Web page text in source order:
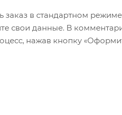
в стандартном
свои данные. В
нажав кнопку